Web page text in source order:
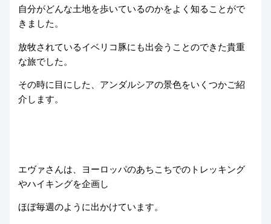
自分がどんな土地を歩いているのかをよく知ることがで
きました。
放牧されているイベリコ豚にも出会うことのできた貴重
な旅でした。
その時に目にした、アンダルシアの景色をいくつかご紹
介します。
エヴァさんは、ヨーロッパのあちこちでのトレッキング
やハイキングを企画し
ほぼ毎週のように出かけています。